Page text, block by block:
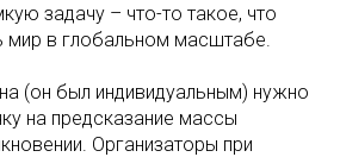
задачу – что-то такое, что
мир в глобальном масштабе.
(он был индивидуальным) нужно
на предсказание массы
Организаторы при